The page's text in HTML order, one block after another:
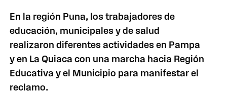
En la región Puna, los trabajadores de
educación, municipales y de salud
realizaron diferentes actividades en Pampa
y en La Quiaca con una marcha hacia Región
Educativa y el Municipio para manifestar el
reclamo.